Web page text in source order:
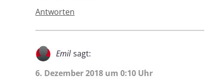
Antworten
Emil sagt:
6. Dezember 2018 um 0:10 Uhr